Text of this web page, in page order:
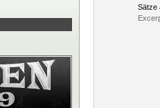
Sätze